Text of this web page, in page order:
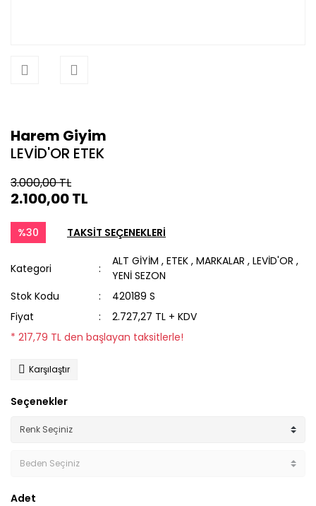
Harem Giyim
LEVİD'OR ETEK
3.000,00 TL
2.100,00 TL
%30 TAKSİT SEÇENEKLERİ
Kategori
ALT GİYİM ,ETEK ,MARKALAR ,LEVİD'OR ,
YENİ SEZON
Stok Kodu
420189 S
Fiyat
2.727,27 TL + KDV
* 217,79 TL den başlayan taksitlerle!
Karşılaştır
Seçenekler
Adet